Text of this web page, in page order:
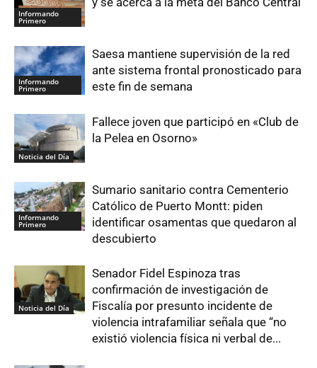
Informando
Primero
Informando
Primero
Saesa mantiene supervisión de la red
ante sistema frontal pronosticado para
este fin de semana
Noticia del Día
Fallece joven que participó en «Club de
la Pelea en Osorno»
Informando
Primero
Sumario sanitario contra Cementerio
Católico de Puerto Montt: piden
identificar osamentas que quedaron al
descubierto
Noticia del Día
Senador Fidel Espinoza tras
confirmación de investigación de
Fiscalía por presunto incidente de
violencia intrafamiliar señala que “no
existió violencia física ni verbal de...